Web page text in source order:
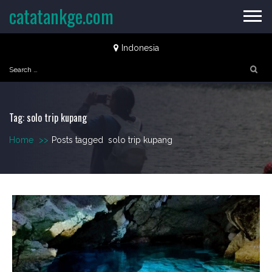
Indonesia
Search
for:
catatankge.com
Tag:solo trip kupang
Home >> Posts tagged solo trip kupang